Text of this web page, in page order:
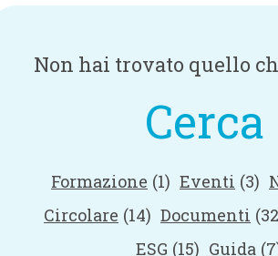
Non hai trovato quello
Cerca
Formazione (1) Eventi (3)
Circolare (14) Documenti
ESG (15) Guida